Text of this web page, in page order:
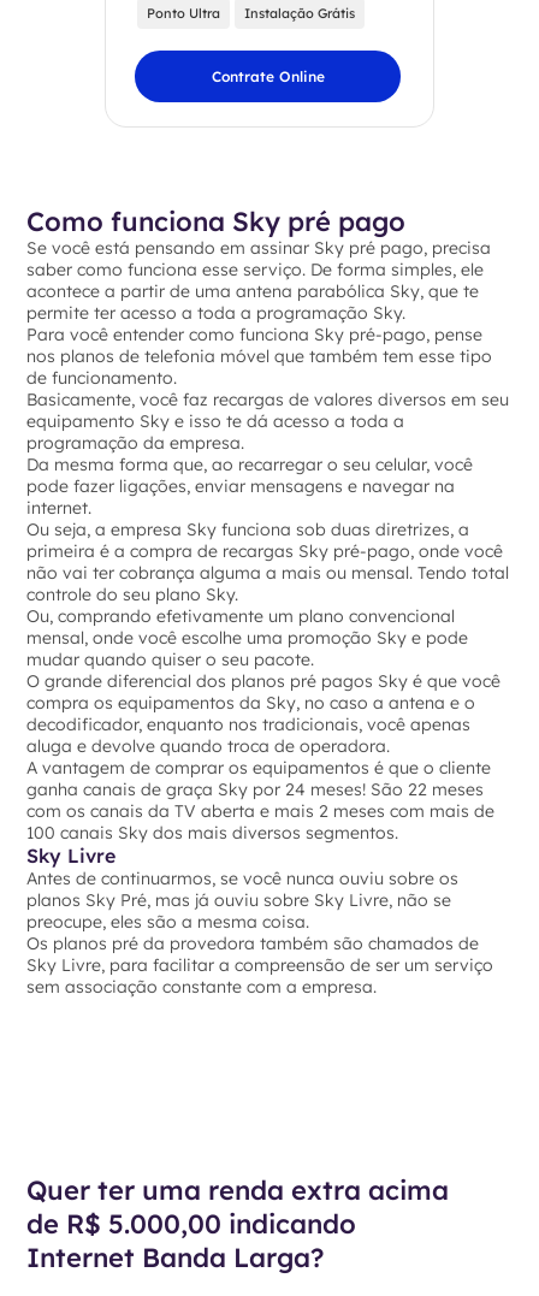
Ponto Ultra Instalação Grátis
Contrate Online
‍Como funciona Sky pré pago
Se você está pensando em assinar Sky pré pago, precisa
saber como funciona esse serviço. De forma simples, ele
acontece a partir de uma antena parabólica Sky, que te
permite ter acesso a toda a programação Sky.
Para você entender como funciona Sky pré-pago, pense
nos planos de telefonia móvel que também tem esse tipo
de funcionamento.
Basicamente, você faz recargas de valores diversos em seu
equipamento Sky e isso te dá acesso a toda a
programação da empresa.
Da mesma forma que, ao recarregar o seu celular, você
pode fazer ligações, enviar mensagens e navegar na
internet.
Ou seja, a empresa Sky funciona sob duas diretrizes, a
primeira é a compra de recargas Sky pré-pago, onde você
não vai ter cobrança alguma a mais ou mensal. Tendo total
controle do seu plano Sky.
Ou, comprando efetivamente um plano convencional
mensal, onde você escolhe uma promoção Sky e pode
mudar quando quiser o seu pacote.
O grande diferencial dos planos pré pagos Sky é que você
compra os equipamentos da Sky, no caso a antena e o
decodificador, enquanto nos tradicionais, você apenas
aluga e devolve quando troca de operadora.
A vantagem de comprar os equipamentos é que o cliente
ganha canais de graça Sky por 24 meses! São 22 meses
com os canais da TV aberta e mais 2 meses com mais de
100 canais Sky dos mais diversos segmentos.
Sky Livre
Antes de continuarmos, se você nunca ouviu sobre os
planos Sky Pré, mas já ouviu sobre Sky Livre, não se
preocupe, eles são a mesma coisa.
Os planos pré da provedora também são chamados de
Sky Livre, para facilitar a compreensão de ser um serviço
sem associação constante com a empresa.
Quer ter uma renda extra acima
de R$ 5.000,00 indicando
Internet Banda Larga?